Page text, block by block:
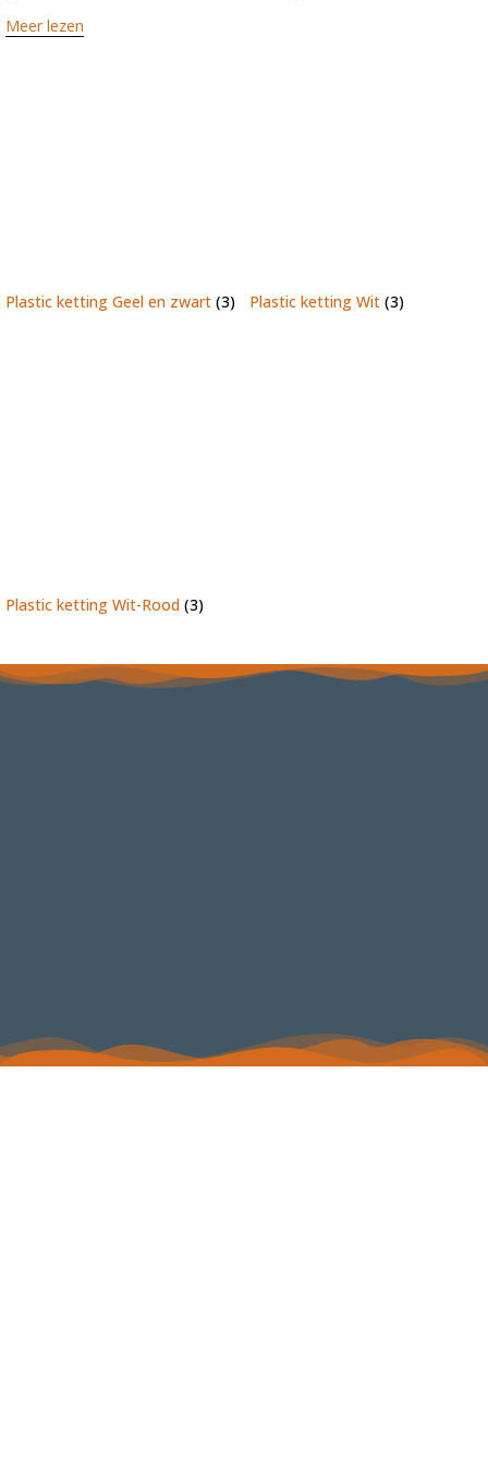
Meer lezen
Plastic ketting Geel en zwart (3) Plastic ketting Wit (3)
Plastic ketting Wit-Rood (3)